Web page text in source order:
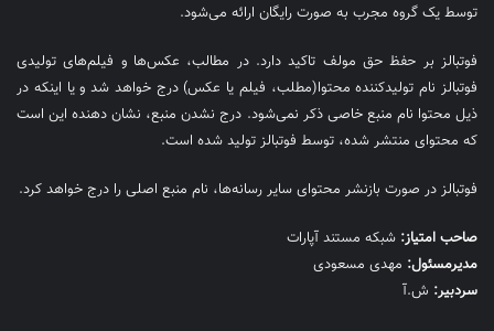
توسط یک گروه مجرب به صورت رایگان ارائه می‌شود.
فوتبالز بر حفظ حق مولف تاکید دارد. در مطالب، عکس‌ها و فیلم‌های تولیدی
فوتبالز نام تولیدکننده محتوا(مطلب، فیلم یا عکس) درج خواهد شد و یا اینکه در
ذیل محتوا نام منبع خاصی ذکر نمی‌‎شود. درج نشدن منبع، نشان دهنده این است
که محتوای منتشر شده، توسط فوتبالز تولید شده است.
فوتبالز در صورت بازنشر محتوای سایر رسانه‌ها، نام منبع اصلی را درج خواهد کرد.
صاحب امتیاز: شبکه مستند آپارات
مديرمسئول: مهدی مسعودی
سردبیر: ش.آ